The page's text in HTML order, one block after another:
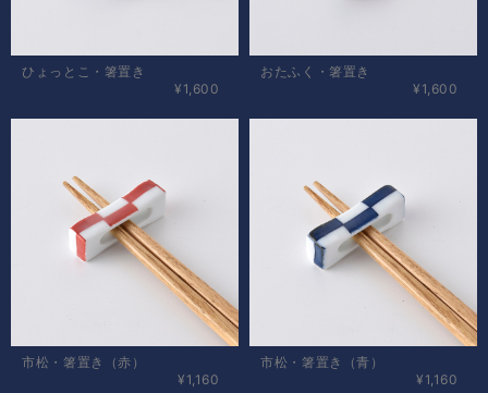
ひょっとこ・箸置き
¥1,600
おたふく・箸置き
¥1,600
市松・箸置き（赤）
¥1,160
市松・箸置き（青）
¥1,160